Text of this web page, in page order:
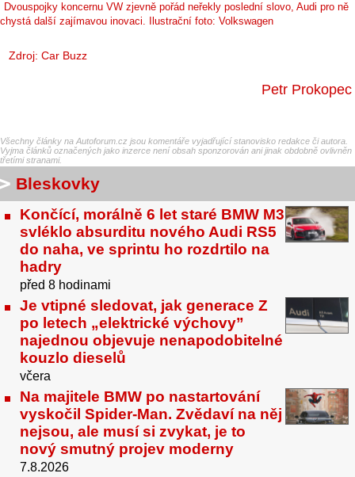
Dvouspojky koncernu VW zjevně pořád neřekly poslední slovo, Audi pro ně
chystá další zajímavou inovaci. Ilustrační foto: Volkswagen
Zdroj: Car Buzz
Petr Prokopec
Všechny články na Autoforum.cz jsou komentáře vyjadřující stanovisko redakce či autora.
Vyjma článků označených jako inzerce není obsah sponzorován ani jinak obdobně ovlivněn
třetími stranami.
Bleskovky
Končící, morálně 6 let staré BMW M3
svléklo absurditu nového Audi RS5
do naha, ve sprintu ho rozdrtilo na
hadry
před 8 hodinami
Je vtipné sledovat, jak generace Z
po letech „elektrické výchovy”
najednou objevuje nenapodobitelné
kouzlo dieselů
včera
Na majitele BMW po nastartování
vyskočil Spider-Man. Zvědaví na něj
nejsou, ale musí si zvykat, je to
nový smutný projev moderny
7.8.2026